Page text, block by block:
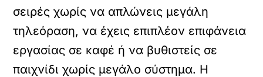
σειρές χωρίς να απλώνεις μεγάλη
τηλεόραση, να έχεις επιπλέον επιφάνεια
εργασίας σε καφέ ή να βυθιστείς σε
παιχνίδι χωρίς μεγάλο σύστημα. Η